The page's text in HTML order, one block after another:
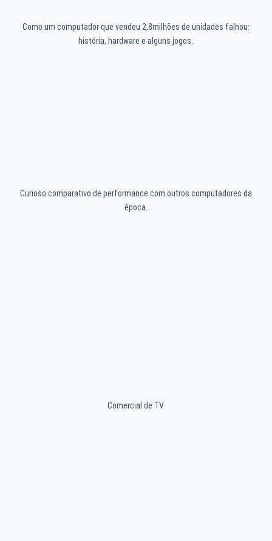
Como um computador que vendeu 2,8milhões de unidades falhou:
história, hardware e alguns jogos.
Curioso comparativo de performance com outros computadores da
época.
Comercial de TV